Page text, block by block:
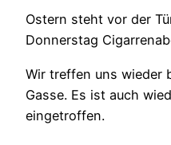
Ostern steht vor der
Donnerstag
Wir treffen uns wieder
Gasse. Es ist auch
eingetroffen.